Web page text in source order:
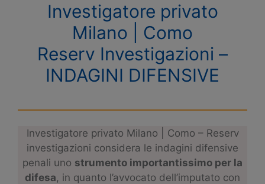
Investigatore privato
Milano | Como
Reserv Investigazioni –
INDAGINI DIFENSIVE
Investigatore privato Milano | Como – Reserv
investigazioni considera le indagini difensive
penali uno strumento importantissimo per la
difesa, in quanto l’avvocato dell’imputato con